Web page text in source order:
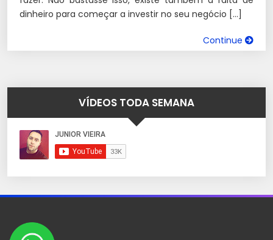
dinheiro para começar a investir no seu negócio […]
Continue
VÍDEOS TODA SEMANA